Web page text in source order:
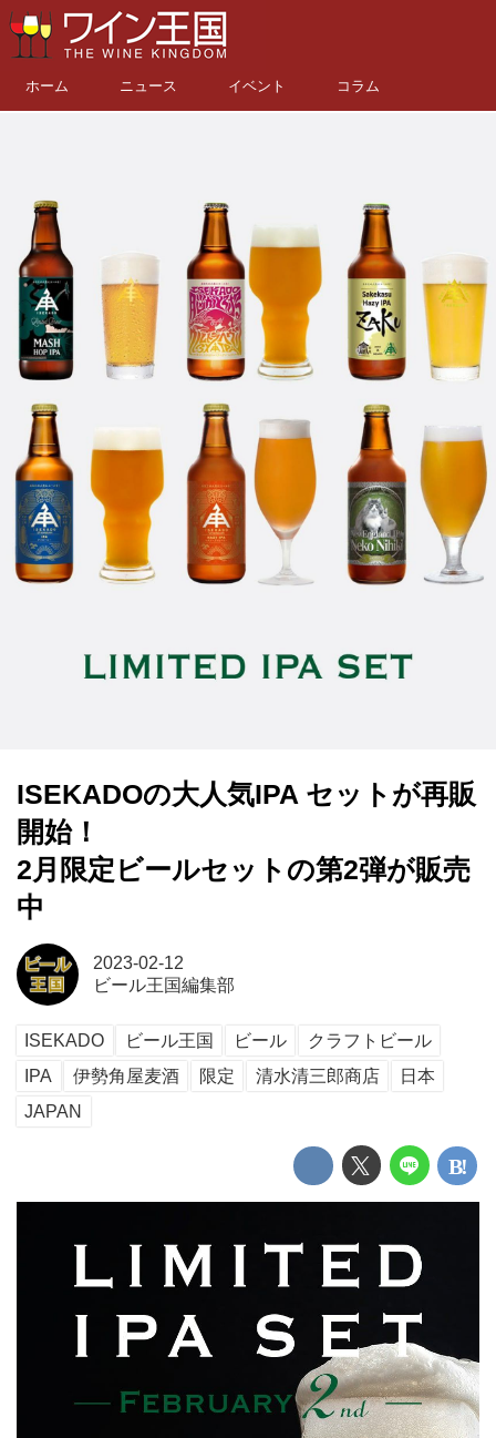
ホーム ニュース イベント コラム
ISEKADOの大人気IPA セットが再販
開始！
2月限定ビールセットの第2弾が販売
中
2023-02-12
ビール王国編集部
ISEKADO ビール王国 ビール
クラフトビール
IPA
伊勢角屋麦酒 限定 清水清三郎商店
日本
JAPAN